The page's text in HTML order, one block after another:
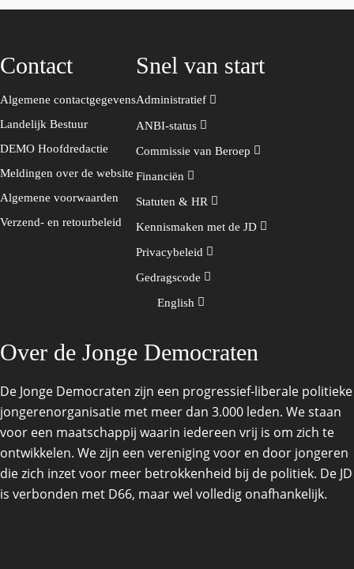
Contact
Algemene contactgegevens
Landelijk Bestuur
DEMO Hoofdredactie
Meldingen over de website
Algemene voorwaarden
Verzend- en retourbeleid
Snel van start
Administratief
ANBI-status
Commissie van Beroep
Financiën
Statuten & HR
Kennismaken met de JD
Privacybeleid
Gedragscode
English
Over de Jonge Democraten
De Jonge Democraten zijn een progressief-liberale politieke
jongerenorganisatie met meer dan 3.000 leden. We staan
voor een maatschappij waarin iedereen vrij is om zich te
ontwikkelen. We zijn een vereniging voor en door jongeren
die zich inzet voor meer betrokkenheid bij de politiek. De JD
is verbonden met D66, maar wel volledig onafhankelijk.